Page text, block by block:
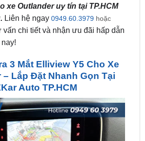
chi tiết và nhận ưu đãi hấp dẫn
3 Mắt Elliview Y5 Cho Xe
Auto TP.HCM